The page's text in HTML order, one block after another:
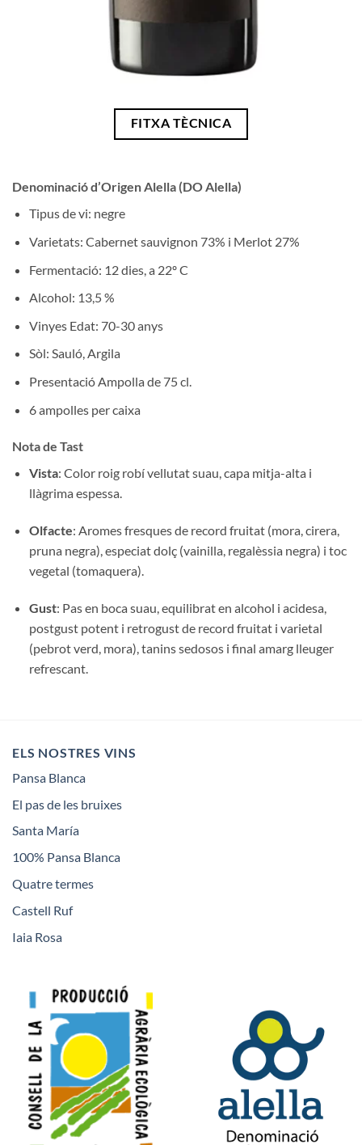
FITXA TÈCNICA
Denominació d’Origen Alella (DO Alella)
Tipus de vi: negre
Varietats: Cabernet sauvignon 73% i Merlot 27%
Fermentació: 12 dies, a 22º C
Alcohol: 13,5 %
Vinyes Edat: 70-30 anys
Sòl: Sauló, Argila
Presentació Ampolla de 75 cl.
6 ampolles per caixa
Nota de Tast
Vista: Color roig robí vellutat suau, capa mitja-alta i
llàgrima espessa.
Olfacte: Aromes fresques de record fruitat (mora, cirera,
pruna negra), especiat dolç (vainilla, regalèssia negra) i toc
vegetal (tomaquera).
Gust: Pas en boca suau, equilibrat en alcohol i acidesa,
postgust potent i retrogust de record fruitat i varietal
(pebrot verd, mora), tanins sedosos i final amarg lleuger
refrescant.
ELS NOSTRES VINS
Pansa Blanca
El pas de les bruixes
Santa María
100% Pansa Blanca
Quatre termes
Castell Ruf
Iaia Rosa